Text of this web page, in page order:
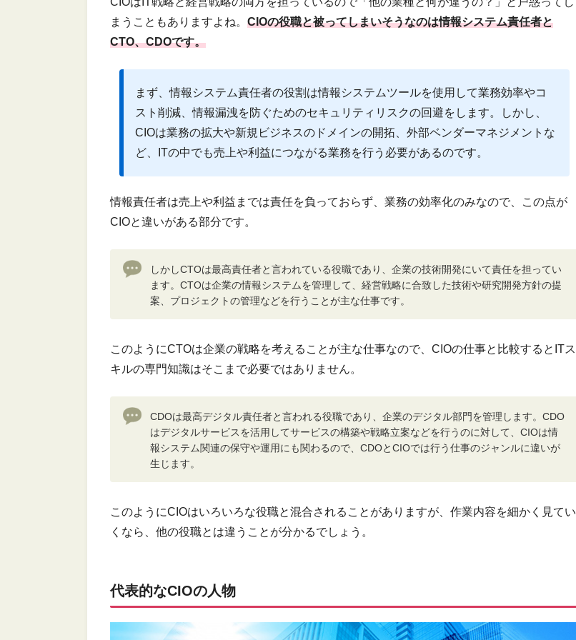
まうこともありますよね。 CIOの役職と被ってしまいそうなのは情報システム責任者と
CTO、CDOです。
まず、情報システム責任者の役割は情報システムツールを使用して業務効率やコ
スト削減、情報漏洩を防ぐためのセキュリティリスクの回避をします。しかし、
CIOは業務の拡大や新規ビジネスのドメインの開拓、外部ベンダーマネジメントな
ど、ITの中でも売上や利益につながる業務を行う必要があるのです。
情報責任者は売上や利益までは責任を負っておらず、業務の効率化のみなので、この点が
CIOと違いがある部分です。
しかしCTOは最高責任者と言われている役職であり、企業の技術開発にいて責任を担ってい
ます。CTOは企業の情報システムを管理して、経営戦略に合致した技術や研究開発方針の提
案、プロジェクトの管理などを行うことが主な仕事です。
このようにCTOは企業の戦略を考えることが主な仕事なので、CIOの仕事と比較するとITス
キルの専門知識はそこまで必要ではありません。
CDOは最高デジタル責任者と言われる役職であり、企業のデジタル部門を管理します。CDO
はデジタルサービスを活用してサービスの構築や戦略立案などを行うのに対して、CIOは情
報システム関連の保守や運用にも関わるので、CDOとCIOでは行う仕事のジャンルに違いが
生じます。
このようにCIOはいろいろな役職と混合されることがありますが、作業内容を細かく見てい
くなら、他の役職とは違うことが分かるでしょう。
代表的なCIOの人物